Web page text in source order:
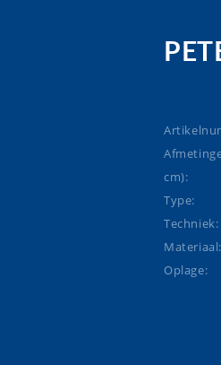
cm):
Type:
Techniek:
Materiaal:
Oplage: